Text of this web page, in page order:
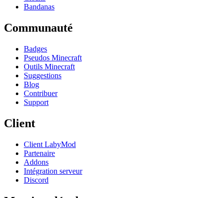
Bandanas
Communauté
Badges
Pseudos Minecraft
Outils Minecraft
Suggestions
Blog
Contribuer
Support
Client
Client LabyMod
Partenaire
Addons
Intégration serveur
Discord